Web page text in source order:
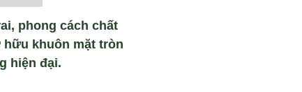
phong cách chất
khuôn mặt tròn
hiện đại.